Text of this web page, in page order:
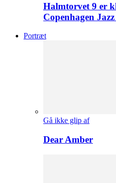
Halmtorvet 9 er
Copenhagen
Portræt
Gå ikke glip af
Dear Amber